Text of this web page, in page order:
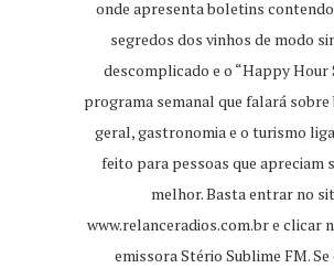
onde apresenta boletins
segredos dos vinhos de modo
descomplicado e o “Happy Hour
programa semanal que falará sobre
geral, gastronomia e o turismo
feito para pessoas que apreciam
melhor. Basta entrar no
www.relanceradios.com.bre clicar
emissora Stério Sublime FM.